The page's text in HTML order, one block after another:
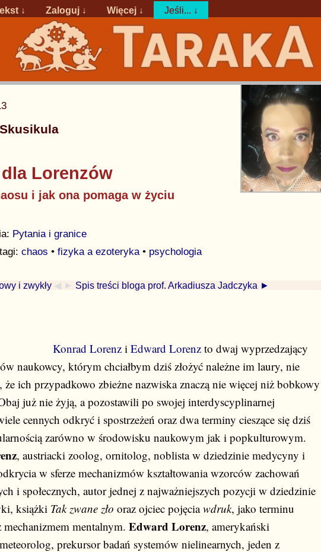
↓ Zaloguj ↓ Więcej ↓ Jeśli... ↓
Lorenzów
i jak ona pomaga w życiu
Pytania i granice
chaos • fizyka a ezoteryka • psychologia
i zwykły ◀ ► Spis treści bloga prof. Arkadiusza Jadczyka ►
Konrad Lorenzi Edward Lorenzto dwaj wyprzedzający
naukowcy, którym chciałbym dziś złożyć należne im laury, nie
ich przypadkowo zbieżne nazwiska znaczą nie więcej niż bobkowy
już nie żyją, a pozostawili po swojej interdyscyplinarnej
cennych odkryć i spostrzeżeń oraz dwa terminy cieszące się dziś
zarówno w środowisku naukowym jak i popkulturowym.
, austriacki zoolog, ornitolog, noblista w dziedzinie medycyny i
w sferze mechanizmów kształtowania wzorców zachowań
i społecznych, autor jednej z najważniejszych pozycji w dziedzinie
książki Tak zwane zło oraz ojciec pojęciawdruk, jako terminu
mechanizmem mentalnym. Edward Lorenz, amerykański
prekursor badań systemów nielinearnych, jeden z